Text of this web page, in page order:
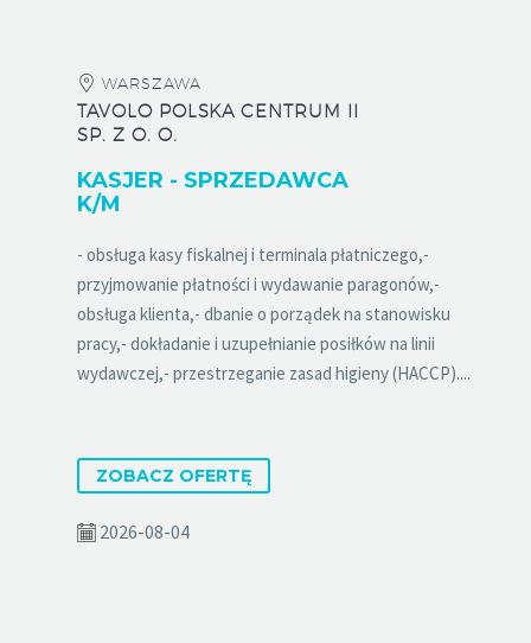
WARSZAWA
TAVOLO POLSKA CENTRUM II
SP. Z O. O.
KASJER - SPRZEDAWCA
K/M
- obsługa kasy fiskalnej i terminala płatniczego,-
przyjmowanie płatności i wydawanie paragonów,-
obsługa klienta,- dbanie o porządek na stanowisku
pracy,- dokładanie i uzupełnianie posiłków na linii
wydawczej,- przestrzeganie zasad higieny (HACCP)....
ZOBACZ OFERTĘ
2026-08-04